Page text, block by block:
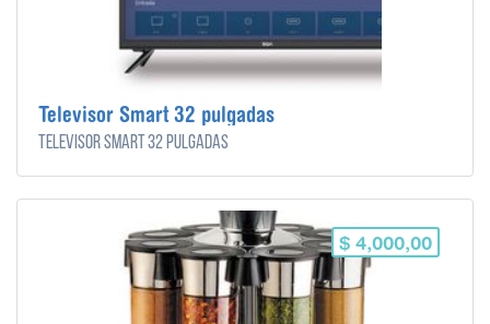
Televisor Smart 32 pulgadas
Televisor Smart 32 pulgadas
$ 4,000,00